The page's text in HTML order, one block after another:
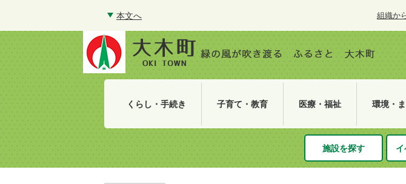
本文へ 組織か
くらし・手続き 子育て・教育 医療・福祉 環境・
施設を探す